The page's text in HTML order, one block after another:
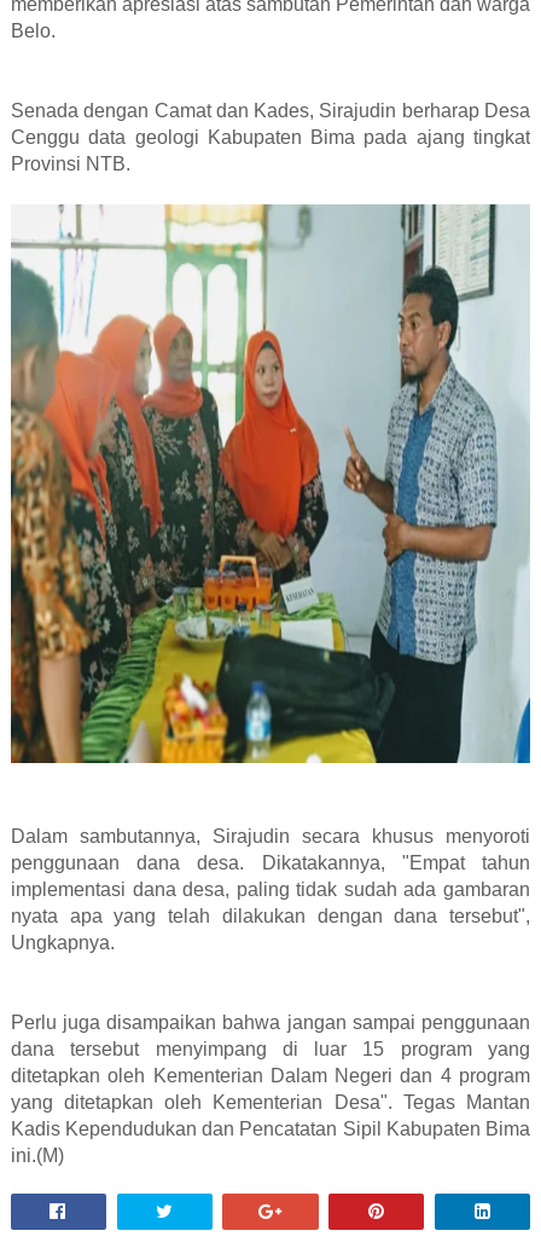
memberikan apresiasi atas sambutan Pemerintah dan warga
Belo.
Senada dengan Camat dan Kades, Sirajudin berharap Desa
Cenggu data geologi Kabupaten Bima pada ajang tingkat
Provinsi NTB.
Dalam sambutannya, Sirajudin secara khusus menyoroti
penggunaan dana desa. Dikatakannya, "Empat tahun
implementasi dana desa, paling tidak sudah ada gambaran
nyata apa yang telah dilakukan dengan dana tersebut",
Ungkapnya.
Perlu juga disampaikan bahwa jangan sampai penggunaan
dana tersebut menyimpang di luar 15 program yang
ditetapkan oleh Kementerian Dalam Negeri dan 4 program
yang ditetapkan oleh Kementerian Desa". Tegas Mantan
Kadis Kependudukan dan Pencatatan Sipil Kabupaten Bima
ini.(M)